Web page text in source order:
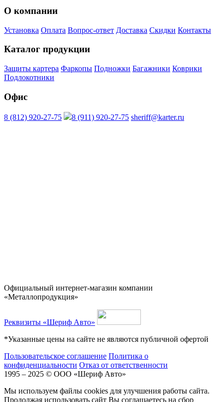
О компании
Установка Оплата Вопрос-ответ Доставка Скидки Контакты
Каталог продукции
Защиты картера Фаркопы Подножки Багажники Коврики
Подлокотники
Офис
8 (812) 920-27-75 8 (911) 920-27-75 sheriff@karter.ru
Официальный интернет-магазин компании
«Металлопродукция»
Реквизиты «Шериф Авто»
*Указанные цены на сайте не являются публичной офертой
Пользовательское соглашение Политика о
конфиденциальности Отказ от ответственности
1995 – 2025 © ООО «Шериф Авто»
Мы используем файлы cookies для улучшения работы сайта.
Продолжая использовать сайт Вы соглашаетесь на сбор